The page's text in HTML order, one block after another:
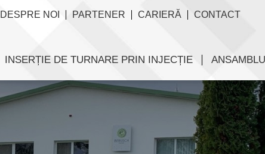
DESPRE NOI PARTENER CARIERĂ CONTACT
INSERȚIE DE TURNARE PRIN INJECȚIE ANSAMBLU